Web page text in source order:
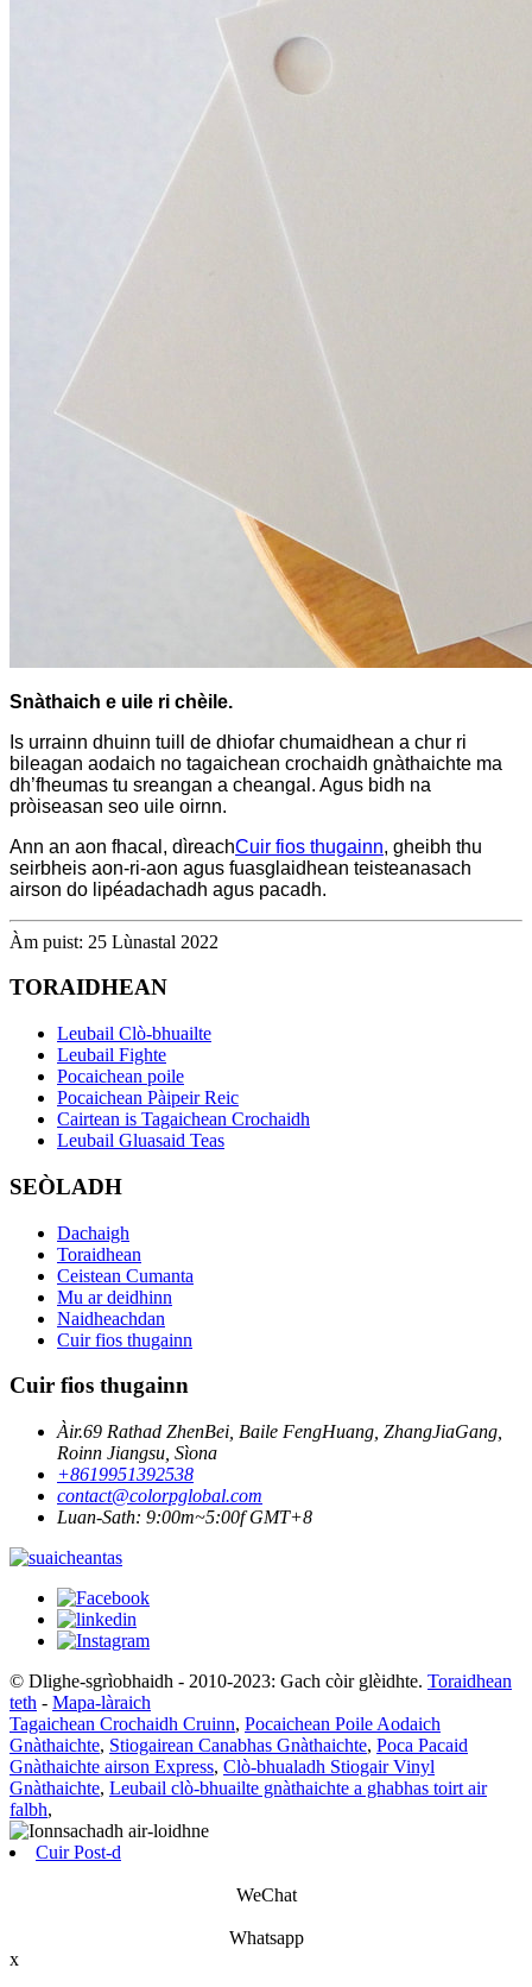
Snàthaich e uile ri chèile.
Is urrainn dhuinn tuill de dhiofar chumaidhean a chur ri
bileagan aodaich no tagaichean crochaidh gnàthaichte ma
dh’fheumas tu sreangan a cheangal. Agus bidh na
pròiseasan seo uile oirnn.
Ann an aon fhacal, dìreachCuir fios thugainn, gheibh thu
seirbheis aon-ri-aon agus fuasglaidhean teisteanasach
airson do lipéadachadh agus pacadh.
Àm puist: 25 Lùnastal 2022
TORAIDHEAN
Leubail Clò-bhuailte
Leubail Fighte
Pocaichean poile
Pocaichean Pàipeir Reic
Cairtean is Tagaichean Crochaidh
Leubail Gluasaid Teas
SEÒLADH
Dachaigh
Toraidhean
Ceistean Cumanta
Mu ar deidhinn
Naidheachdan
Cuir fios thugainn
Cuir fios thugainn
Àir.69 Rathad ZhenBei, Baile FengHuang, ZhangJiaGang,
Roinn Jiangsu, Sìona
+8619951392538
contact@colorpglobal.com
Luan-Sath: 9:00m~5:00f GMT+8
© Dlighe-sgrìobhaidh - 2010-2023: Gach còir glèidhte. Toraidhean
teth - Mapa-làraich
Tagaichean Crochaidh Cruinn, Pocaichean Poile Aodaich
Gnàthaichte, Stiogairean Canabhas Gnàthaichte, Poca Pacaid
Gnàthaichte airson Express, Clò-bhualadh Stiogair Vinyl
Gnàthaichte, Leubail clò-bhuailte gnàthaichte a ghabhas toirt air
falbh,
Cuir Post-d
WeChat
Whatsapp
x